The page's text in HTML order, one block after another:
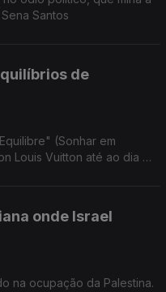
Santos
de
(Sonhar em
Louis Vuitton até ao dia 16
onde Israel
na ocupação da Palestina.